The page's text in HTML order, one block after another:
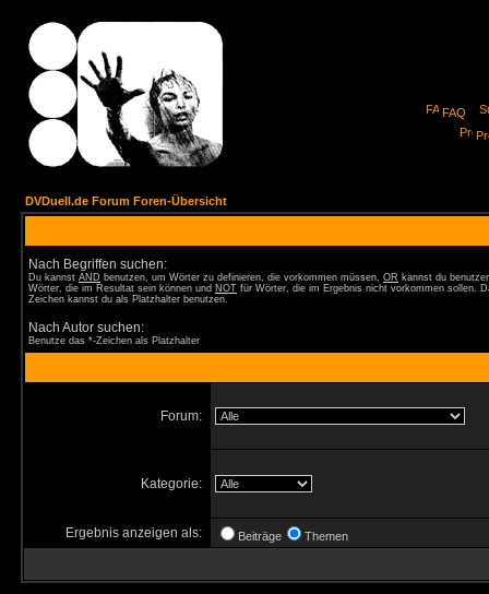
FAQ
DVDuell.de Forum Foren-Übersicht
Nach Begriffen suchen:
Du kannst AND benutzen, um Wörter zu definieren, die vorkommen müssen, OR kannst du
Wörter, die im Resultat sein können und NOT für Wörter, die im Ergebnis nicht vorkommen sollen.
Zeichen kannst du als Platzhalter benutzen.
Nach Autor suchen:
Benutze das *-Zeichen als Platzhalter
Forum:
Kategorie:
Ergebnis anzeigen als: Beiträge Themen